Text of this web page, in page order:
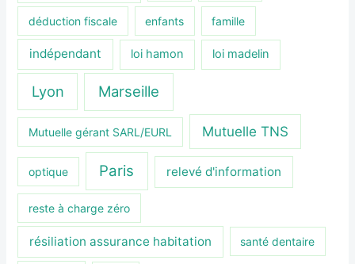
déduction fiscale enfants famille
indépendant loi hamon loi madelin
Lyon Marseille
Mutuelle gérant SARL/EURL Mutuelle TNS
optique Paris relevé d'information
reste à charge zéro
résiliation assurance habitation santé dentaire